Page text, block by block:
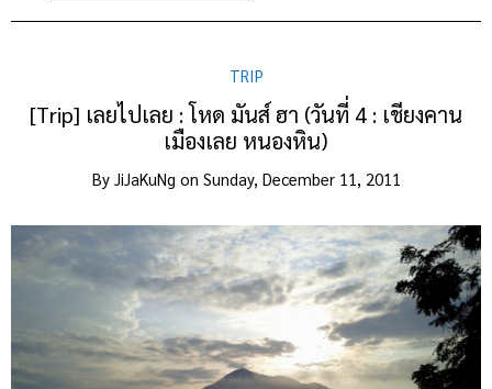
TRIP
[Trip] เลยไปเลย : โหด มันส์ ฮา (วันที่ 4 : เชียงคาน
เมืองเลย หนองหิน)
By JiJaKuNg on Sunday, December 11, 2011